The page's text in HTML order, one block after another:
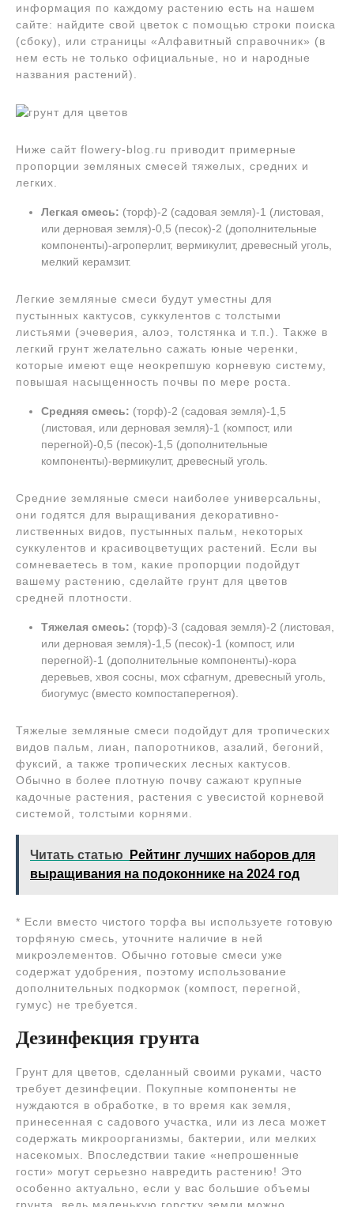
информация по каждому растению есть на нашем
сайте: найдите свой цветок с помощью строки поиска
(сбоку), или страницы «Алфавитный справочник» (в
нем есть не только официальные, но и народные
названия растений).
Ниже сайт flowery-blog.ru приводит примерные
пропорции земляных смесей тяжелых, средних и
легких.
Легкая смесь: (торф)-2 (садовая земля)-1 (листовая,
или дерновая земля)-0,5 (песок)-2 (дополнительные
компоненты)-агроперлит, вермикулит, древесный уголь,
мелкий керамзит.
Легкие земляные смеси будут уместны для
пустынных кактусов, суккулентов с толстыми
листьями (эчеверия, алоэ, толстянка и т.п.). Также в
легкий грунт желательно сажать юные черенки,
которые имеют еще неокрепшую корневую систему,
повышая насыщенность почвы по мере роста.
Средняя смесь: (торф)-2 (садовая земля)-1,5
(листовая, или дерновая земля)-1 (компост, или
перегной)-0,5 (песок)-1,5 (дополнительные
компоненты)-вермикулит, древесный уголь.
Средние земляные смеси наиболее универсальны,
они годятся для выращивания декоративно-
лиственных видов, пустынных пальм, некоторых
суккулентов и красивоцветущих растений. Если вы
сомневаетесь в том, какие пропорции подойдут
вашему растению, сделайте грунт для цветов
средней плотности.
Тяжелая смесь: (торф)-3 (садовая земля)-2 (листовая,
или дерновая земля)-1,5 (песок)-1 (компост, или
перегной)-1 (дополнительные компоненты)-кора
деревьев, хвоя сосны, мох сфагнум, древесный уголь,
биогумус (вместо компостаперегноя).
Тяжелые земляные смеси подойдут для тропических
видов пальм, лиан, папоротников, азалий, бегоний,
фуксий, а также тропических лесных кактусов.
Обычно в более плотную почву сажают крупные
кадочные растения, растения с увесистой корневой
системой, толстыми корнями.
Читать статью
Рейтинг лучших наборов для
выращивания на подоконнике на 2024 год
* Если вместо чистого торфа вы используете готовую
торфяную смесь, уточните наличие в ней
микроэлементов. Обычно готовые смеси уже
содержат удобрения, поэтому использование
дополнительных подкормок (компост, перегной,
гумус) не требуется.
Дезинфекция грунта
Грунт для цветов, сделанный своими руками, часто
требует дезинфеции. Покупные компоненты не
нуждаются в обработке, в то время как земля,
принесенная с садового участка, или из леса может
содержать микроорганизмы, бактерии, или мелких
насекомых. Впоследствии такие «непрошенные
гости» могут серьезно навредить растению! Это
особенно актуально, если у вас большие объемы
грунта, ведь маленькую горстку земли можно